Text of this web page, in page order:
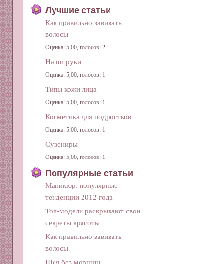
Лучшие статьи
Как правильно завивать
волосы
Оценка: 5,00, голосов: 2
Наши руки
Оценка: 5,00, голосов: 1
Типы кожи лица
Оценка: 5,00, голосов: 1
Косметика для подростков
Оценка: 5,00, голосов: 1
Сувениры
Оценка: 5,00, голосов: 1
Популярные статьи
Маникюр: популярные
тенденции 2012 года
Топ-модели раскрывают свои
секреты красоты
Как правильно завивать
волосы
Шея без морщин